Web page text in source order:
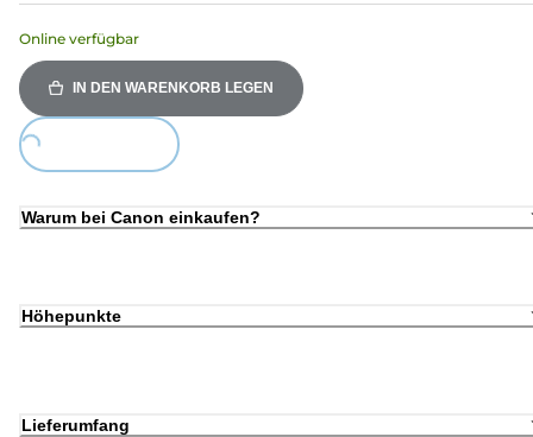
Online verfügbar
IN DEN WARENKORB LEGEN
Loading...
Warum bei Canon einkaufen?
Höhepunkte
Lieferumfang